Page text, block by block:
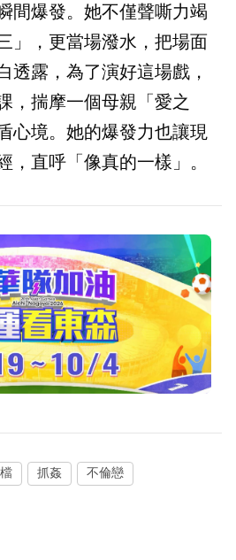
間爆發。她不僅聲嘶力竭
」，更當場潑水，把場面
透露，為了演好這場戲，
，揣摩一個母親「愛之
心境。她的爆發力也讓現
，直呼「像真的一樣」。
抓姦 不倫戀